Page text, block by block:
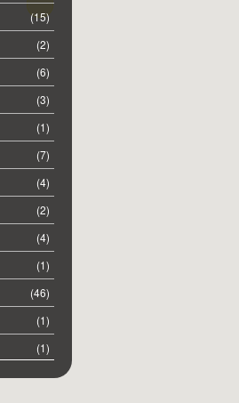
(15)
(2)
(6)
(3)
(1)
(7)
(4)
(2)
(4)
(1)
(46)
(1)
(1)
(2)